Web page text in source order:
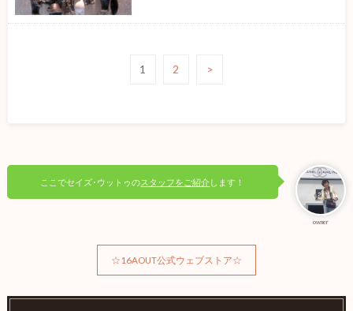
1 2 >
owner
ここでセイズ･ウットゥのスタッフをご紹介します！
☆16AOUT公式ウェブストア☆